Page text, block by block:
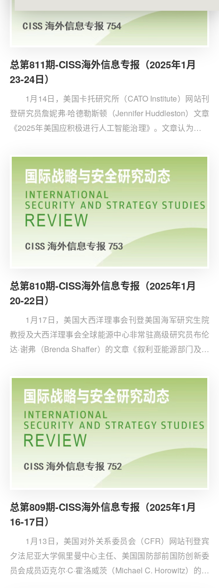
总第811期-CISS海外信息专报（2025年1月
23-24日）
1月14日，美国卡托研究所（CATO Institute）网站刊
登研究员詹妮弗·哈德勒斯顿（Jennifer Huddleston）文章
《2025年美国应积极进行人工智能治理》。文章认为，美
以确保技术进步的同时维护全球竞争力。
总第810期-CISS海外信息专报（2025年1月
20-22日）
1月17日，美国大西洋理事会刊登美国海军研究生院
教授及大西洋理事会全球能源中心非常驻高级研究员布伦
达·谢弗（Brenda Shaffer）的文章《叙利亚能源部门及其
天然气生产方面具有显著潜力，也是其稳定与重建的关键
因素。叙利亚大部分油气田位于东部地区，目前由库尔德
人控制。
总第809期-CISS海外信息专报（2025年1月
16-17日）
1月13日，美国对外关系委员会（CFR）网站刊登宾
夕法尼亚大学佩里曼中心主任、美国国防部前国防创新委
员会成员迈克尔·C·霍洛威茨（Michael C. Horowitz）的文